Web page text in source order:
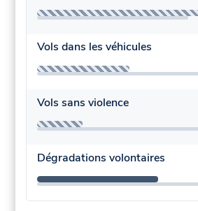
Vols dans les véhicules
Vols sans violence
Dégradations volontaires